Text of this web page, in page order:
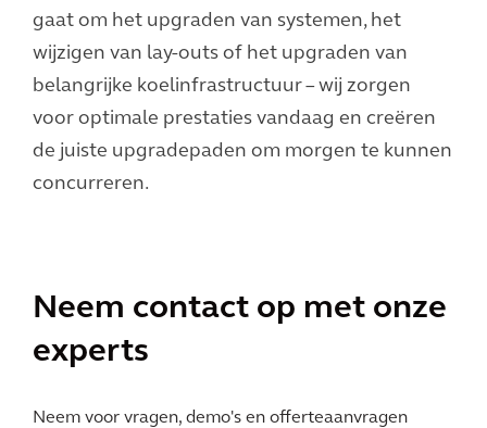
gaat om het upgraden van systemen, het
wijzigen van lay-outs of het upgraden van
belangrijke koelinfrastructuur – wij zorgen
voor optimale prestaties vandaag en creëren
de juiste upgradepaden om morgen te kunnen
concurreren.
Neem contact op met onze
experts
Neem voor vragen, demo's en offerteaanvragen